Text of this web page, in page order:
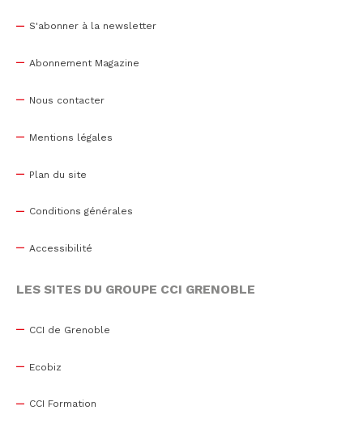
S'abonner à la newsletter
Abonnement Magazine
Nous contacter
Mentions légales
Plan du site
Conditions générales
Accessibilité
LES SITES DU GROUPE CCI GRENOBLE
CCI de Grenoble
Ecobiz
CCI Formation